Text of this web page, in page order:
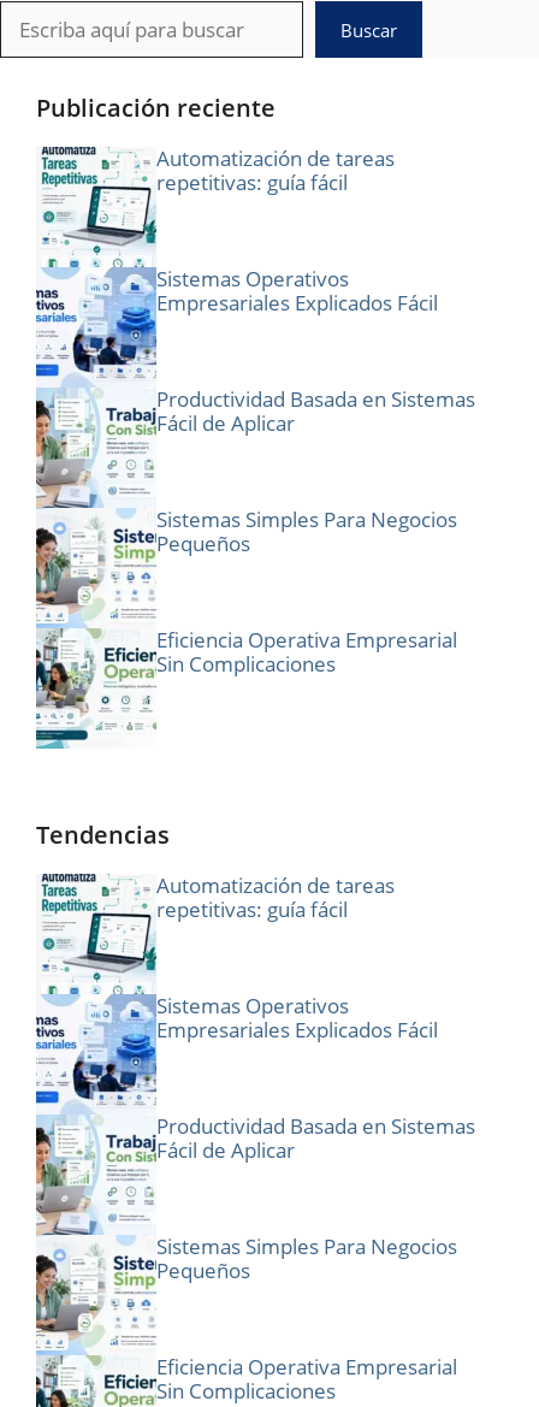
Buscar
Buscar
Publicación reciente
Automatización de tareas
repetitivas: guía fácil
Sistemas Operativos
Empresariales Explicados Fácil
Productividad Basada en Sistemas
Fácil de Aplicar
Sistemas Simples Para Negocios
Pequeños
Eficiencia Operativa Empresarial
Sin Complicaciones
Tendencias
Automatización de tareas
repetitivas: guía fácil
Sistemas Operativos
Empresariales Explicados Fácil
Productividad Basada en Sistemas
Fácil de Aplicar
Sistemas Simples Para Negocios
Pequeños
Eficiencia Operativa Empresarial
Sin Complicaciones